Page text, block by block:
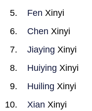
Fen Xinyi
Chen Xinyi
Jiaying Xinyi
Huiying Xinyi
Huiling Xinyi
Xian Xinyi